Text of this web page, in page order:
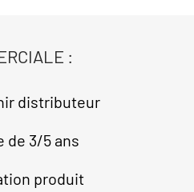
:
distributeur​
de 3/5 ans
produit